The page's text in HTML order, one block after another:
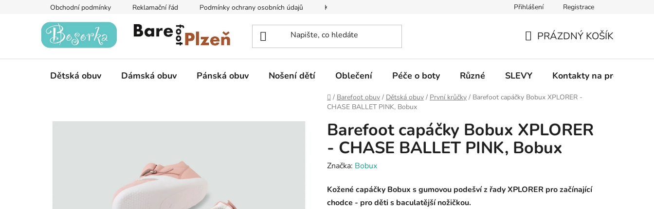
Obchodní podmínky Reklamační řád Podmínky ochrany osobních údajů Kontakty na prodejny Informace k on-line platbám Odstoupení od
Přihlášení Registrace
KOŠÍK
PRÁZDNÝ KOŠÍK
Dětská obuv Dámská obuv Pánská obuv Nošení dětí Oblečení Péče o boty Různé SLEVY Kontakty na prodejny
Domů
/ Barefoot obuv / Dětská obuv / První krůčky / Barefoot capáčky Bobux XPLORER -
CHASE BALLET PINK, Bobux
Barefoot capáčky Bobux XPLORER
- CHASE BALLET PINK, Bobux
Značka: Bobux
Kožené capáčky Bobux s gumovou podešví z řady XPLORER pro začínající
chodce - pro děti s baculatější nožičkou.